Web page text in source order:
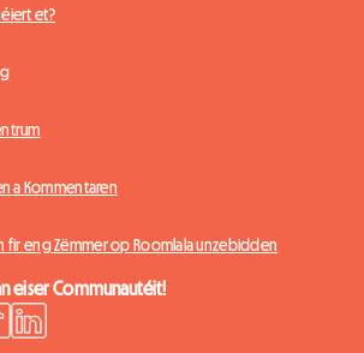
et?
a Kommentaren
fir eng Zëmmer op Roomlala unzebidden
eiser Communautéit!